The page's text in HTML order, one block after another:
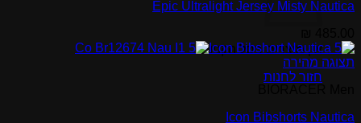
אין מוצרים בסל הקניות.
חזור לחנות
Epic Ultralight Jersey Misty Nautica
תצוגה מהירה
Icon Bibshorts Nautica